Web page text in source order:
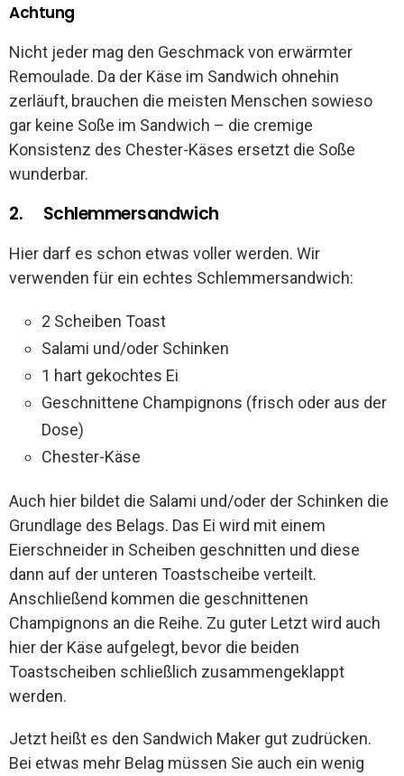
Achtung
Nicht jeder mag den Geschmack von erwärmter
Remoulade. Da der Käse im Sandwich ohnehin
zerläuft, brauchen die meisten Menschen sowieso
gar keine Soße im Sandwich – die cremige
Konsistenz des Chester-Käses ersetzt die Soße
wunderbar.
2. Schlemmersandwich
Hier darf es schon etwas voller werden. Wir
verwenden für ein echtes Schlemmersandwich:
2 Scheiben Toast
Salami und/oder Schinken
1 hart gekochtes Ei
Geschnittene Champignons (frisch oder aus der
Dose)
Chester-Käse
Auch hier bildet die Salami und/oder der Schinken die
Grundlage des Belags. Das Ei wird mit einem
Eierschneider in Scheiben geschnitten und diese
dann auf der unteren Toastscheibe verteilt.
Anschließend kommen die geschnittenen
Champignons an die Reihe. Zu guter Letzt wird auch
hier der Käse aufgelegt, bevor die beiden
Toastscheiben schließlich zusammengeklappt
werden.
Jetzt heißt es den Sandwich Maker gut zudrücken.
Bei etwas mehr Belag müssen Sie auch ein wenig